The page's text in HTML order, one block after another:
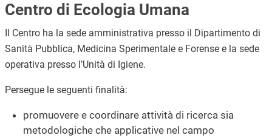
Centro di Ecologia Umana
Il Centro ha la sede amministrativa presso il Dipartimento di
Sanità Pubblica, Medicina Sperimentale e Forense e la sede
operativa presso l’Unità di Igiene.
Persegue le seguenti finalità:
promuovere e coordinare attività di ricerca sia
metodologiche che applicative nel campo